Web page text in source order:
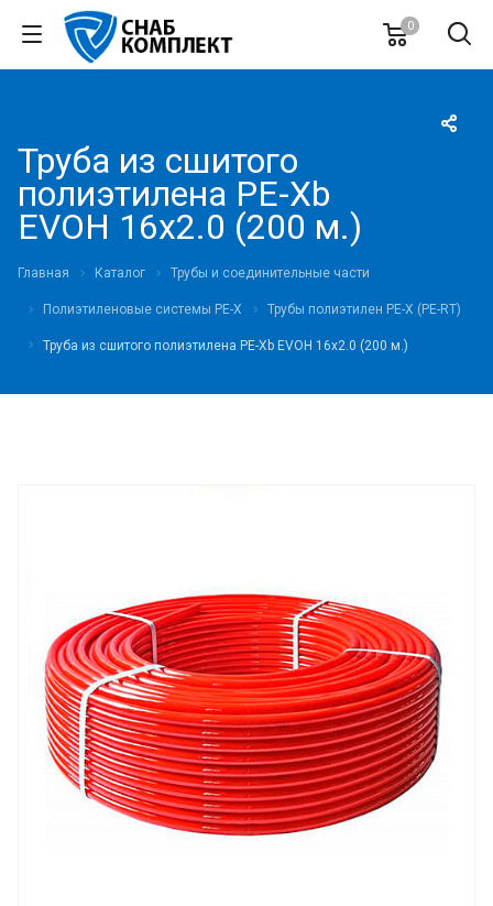
0
Труба из сшитого
полиэтилена PE-Xb
EVOH 16х2.0 (200 м.)
Главная Каталог Трубы и соединительные части
Полиэтиленовые системы PE-X Трубы полиэтилен PE-X (PE-RT)
Труба из сшитого полиэтилена PE-Xb EVOH 16х2.0 (200 м.)